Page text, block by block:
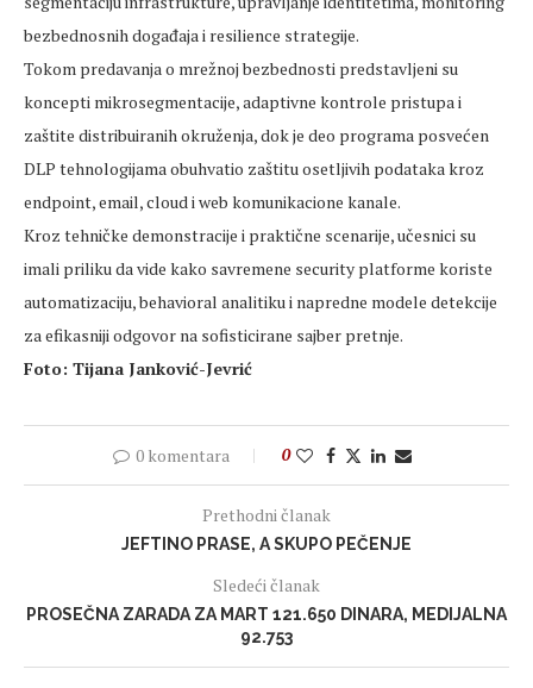
bezbednosnih događaja i resilience strategije.
Tokom predavanja o mrežnoj bezbednosti predstavljeni su
koncepti mikrosegmentacije, adaptivne kontrole pristupa i
zaštite distribuiranih okruženja, dok je deo programa posvećen
DLP tehnologijama obuhvatio zaštitu osetljivih podataka kroz
endpoint, email, cloud i web komunikacione kanale.
Kroz tehničke demonstracije i praktične scenarije, učesnici su
imali priliku da vide kako savremene security platforme koriste
automatizaciju, behavioral analitiku i napredne modele detekcije
za efikasniji odgovor na sofisticirane sajber pretnje.
Foto: Tijana Janković-Jevrić
0 komentara 0
Prethodni članak
JEFTINO PRASE, A SKUPO PEČENJE
Sledeći članak
PROSEČNA ZARADA ZA MART 121.650 DINARA, MEDIJALNA
92.753